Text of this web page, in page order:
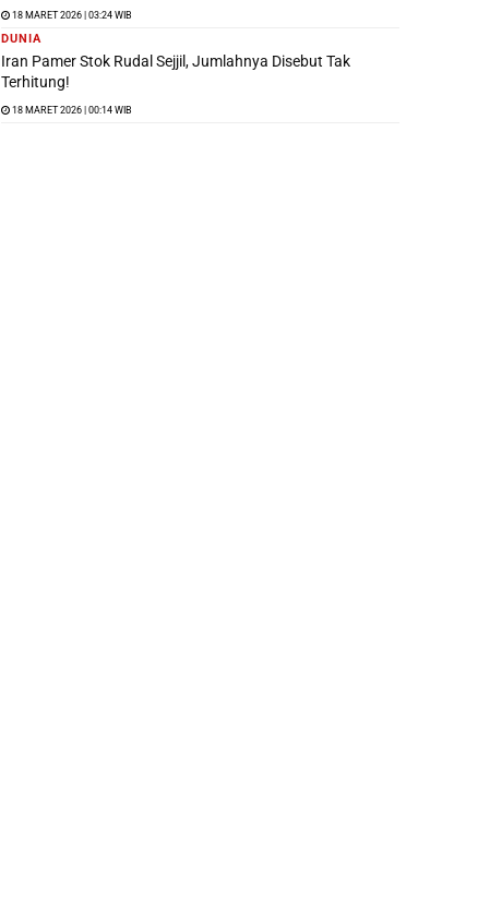
18 MARET 2026 | 03:24 WIB
DUNIA
Iran Pamer Stok Rudal Sejjil, Jumlahnya Disebut Tak
Terhitung!
18 MARET 2026 | 00:14 WIB